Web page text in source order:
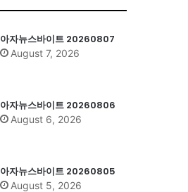
아자뉴스바이트 20260807
August 7, 2026
아자뉴스바이트 20260806
August 6, 2026
아자뉴스바이트 20260805
August 5, 2026